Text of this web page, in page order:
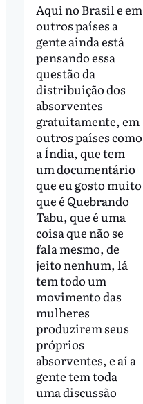
Aqui no Brasil e em
outros países a
gente ainda está
pensando essa
questão da
distribuição dos
absorventes
gratuitamente, em
outros países como
a Índia, que tem
um documentário
que eu gosto muito
que é Quebrando
Tabu, que é uma
coisa que não se
fala mesmo, de
jeito nenhum, lá
tem todo um
movimento das
mulheres
produzirem seus
próprios
absorventes, e aí a
gente tem toda
uma discussão